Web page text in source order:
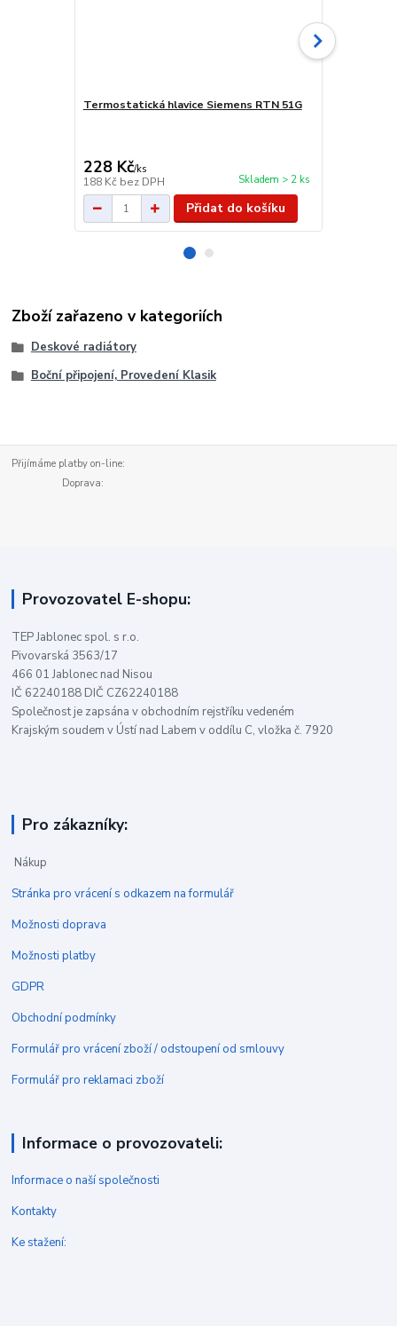
Termostatická hlavice Siemens RTN 51G
228 Kč/ks
188 Kč bez DPH Skladem > 2 ks
Přidat do košíku
Zboží zařazeno v kategoriích
Deskové radiátory
Boční připojení, Provedení Klasik
Přijímáme platby on-line:
Doprava:
Provozovatel E-shopu:
TEP Jablonec spol. s r.o.
Pivovarská 3563/17
466 01 Jablonec nad Nisou
IČ 62240188 DIČ CZ62240188
Společnost je zapsána v obchodním rejstříku vedeném
Krajským soudem v Ústí nad Labem v oddílu C, vložka č. 7920
Pro zákazníky:
Nákup
Stránka pro vrácení s odkazem na formulář
Možnosti doprava
Možnosti platby
GDPR
Obchodní podmínky
Formulář pro vrácení zboží / odstoupení od smlouvy
Formulář pro reklamaci zboží
Informace o provozovateli:
Informace o naší společnosti
Kontakty
Ke stažení: